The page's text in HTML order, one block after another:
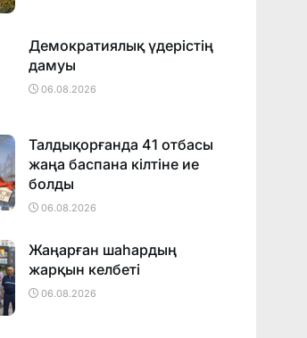
Демократиялық үдерістің
дамуы
06.08.2026
Талдықорғанда 41 отбасы
жаңа баспана кілтіне ие
болды
06.08.2026
Жаңарған шаһардың
жарқын келбеті
06.08.2026